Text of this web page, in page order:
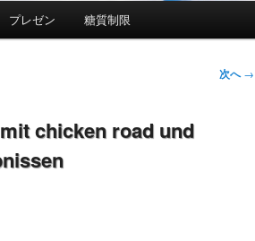
プレゼン 糖質制限
次へ→
chicken road und